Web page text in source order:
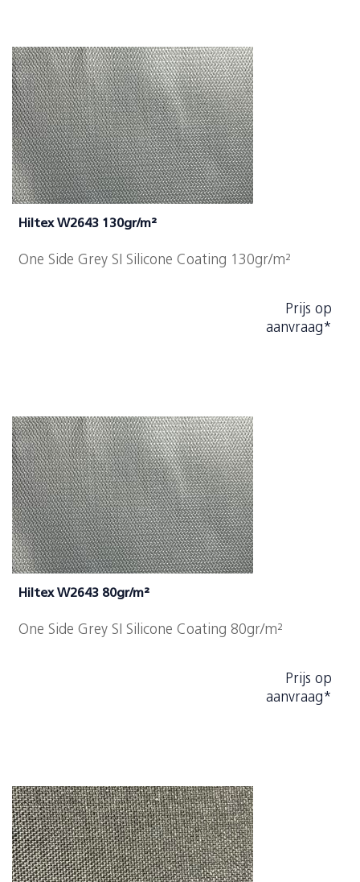
Hiltex W2643 130gr/m²
One Side Grey SI Silicone Coating 130gr/m²
Prijs op
aanvraag*
Hiltex W2643 80gr/m²
One Side Grey SI Silicone Coating 80gr/m²
Prijs op
aanvraag*